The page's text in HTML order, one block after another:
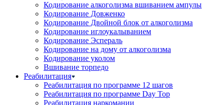
Кодирование алкоголизма вшиванием ампулы
Кодирование Довженко
Кодирование Двойной блок от алкоголизма
Кодирование иглоукалыванием
Кодирование Эспераль
Кодирование на дому от алкоголизма
Кодирование уколом
Вшивание торпедо
Реабилитация
Реабилитация по программе 12 шагов
Реабилитация по программе Day Top
Реабилитация наркомании